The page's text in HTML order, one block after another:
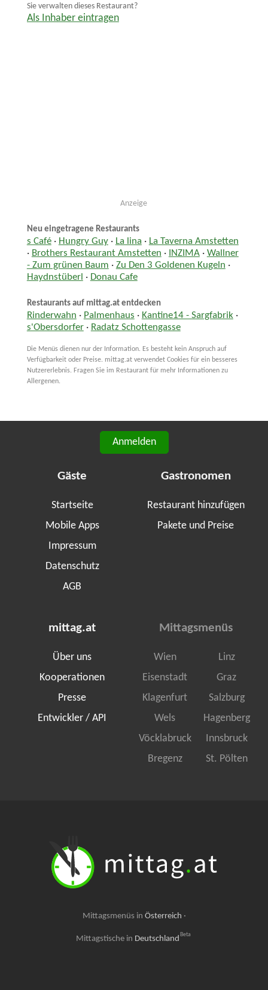
Sie verwalten dieses Restaurant?
Als Inhaber eintragen
Anzeige
Neu eingetragene Restaurants
s Café· Hungry Guy· La lina · La Taverna Amstetten
· Brothers Restaurant Amstetten · INZIMA· Wallner
- Zum grünen Baum · Zu Den 3 Goldenen Kugeln ·
Haydnstüberl · Donau Cafe
Restaurants auf mittag.at entdecken
Rinderwahn · Palmenhaus · Kantine14 - Sargfabrik·
s'Obersdorfer· Radatz Schottengasse
Die Menüs dienen nur der Information. Es besteht kein Anspruch auf
Verfügbarkeit oder Preise. mittag.at verwendet Cookies für ein besseres
Nutzererlebnis. Fragen Sie im Restaurant für mehr Informationen zu
Allergenen.
Anmelden
Gäste
Startseite
Mobile Apps
Impressum
Datenschutz
AGB
Gastronomen
Restaurant hinzufügen
Pakete und Preise
mittag.at
Über uns
Kooperationen
Presse
Entwickler / API
Mittagsmenüs
Wien
Linz
Eisenstadt
Graz
Klagenfurt
Salzburg
Wels
Hagenberg
Vöcklabruck
Innsbruck
Bregenz
St. Pölten
Mittagsmenüs in Österreich ·
Mittagstische in Deutschland Beta